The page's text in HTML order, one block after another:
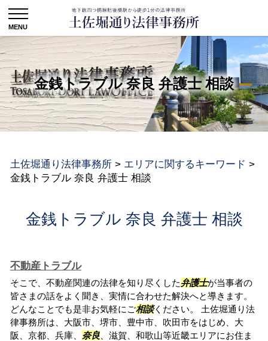
金銭トラブル 奈良 弁護士 相談
土佐堀通り法律事務所 > エリアに関するキーワード >
金銭トラブル 奈良 弁護士 相談
金銭トラブル 奈良 弁護士 相談
不動産トラブル
そこで、不動産関連の法律を知り尽くした弁護士が当事者の
皆さまの話をよく聞き、実情に合わせた解決へと導きます。
どんなことでも是非お気軽にご相談ください。 土佐堀通り法
律事務所は、大阪市、堺市、豊中市、吹田市をはじめ、大
阪、京都、兵庫、 奈良 、滋賀、和歌山等近畿エリアにお住ま